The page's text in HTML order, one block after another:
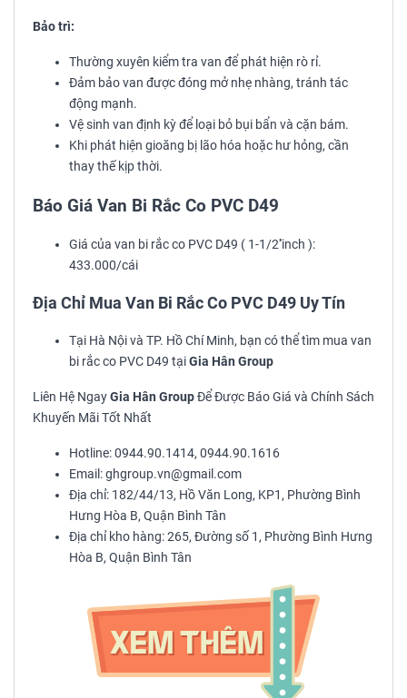
Bảo trì:
Thường xuyên kiểm tra van để phát hiện rò rỉ.
Đảm bảo van được đóng mở nhẹ nhàng, tránh tác
động mạnh.
Vệ sinh van định kỳ để loại bỏ bụi bẩn và cặn bám.
Khi phát hiện gioăng bị lão hóa hoặc hư hỏng, cần
thay thế kịp thời.
Báo Giá Van Bi Rắc Co PVC D49
Giá của van bi rắc co PVC D49 ( 1-1/2''inch ):
433.000/cái
Địa Chỉ Mua Van Bi Rắc Co PVC D49 Uy Tín
Tại Hà Nội và TP. Hồ Chí Minh, bạn có thể tìm mua van
bi rắc co PVC D49 tạiGia Hân Group
Liên Hệ NgayGia Hân GroupĐể Được Báo Giá và Chính Sách
Khuyến Mãi Tốt Nhất
Hotline: 0944.90.1414, 0944.90.1616
Email: ghgroup.vn@gmail.com
Địa chỉ: 182/44/13, Hồ Văn Long, KP1, Phường Bình
Hưng Hòa B, Quận Bình Tân
Địa chỉ kho hàng: 265, Đường số 1, Phường Bình Hưng
Hòa B, Quận Bình Tân